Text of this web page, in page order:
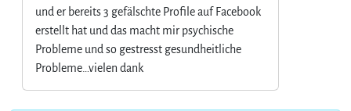
und er bereits 3 gefälschte Profile auf Facebook
erstellt hat und das macht mir psychische
Probleme und so gestresst gesundheitliche
Probleme…vielen dank